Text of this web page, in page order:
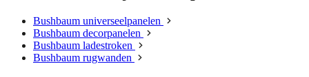
Bushbaum universeelpanelen
Bushbaum decorpanelen
Bushbaum ladestroken
Bushbaum rugwanden